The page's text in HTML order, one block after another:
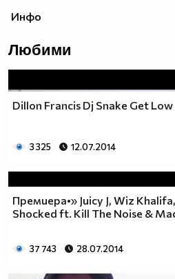
Инфо
Любими
Dillon Francis Dj Snake Get Low
3 325 12.07.2014
Премиера•» Juicy J, Wiz
Shocked ft. Kill The Noise &
37 743 28.07.2014